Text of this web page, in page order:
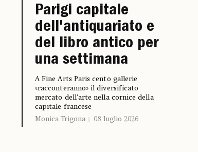
Parigi capitale
dell'antiquariato e
del libro antico per
una settimana
A Fine Arts Paris cento gallerie
«racconteranno» il diversificato
mercato dell'arte nella cornice della
capitale francese
Monica Trigona
08 luglio 2026